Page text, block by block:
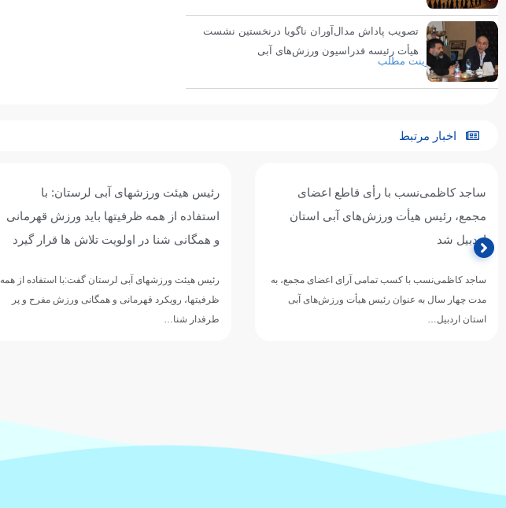
پرینت مطلب
تصویب پاداش مدال‌آوران ناگویا درنخستین نشست
هیأت رئیسه فدراسیون ورزش‌های آبی
اخبار مرتبط
ساجد کاظمی‌نسب با رأی قاطع اعضای
مجمع، رئیس هیأت ورزش‌های آبی استان
اردبیل شد
ساجد کاظمی‌نسب با کسب تمامی آرای اعضای مجمع، به
مدت چهار سال به عنوان رئیس هیأت ورزش‌های آبی
استان اردبیل…
رئیس هیئت ورزشهای آبی لرستان: با
استفاده از همه ظرفیتها باید ورزش قهرمانی
و همگانی شنا در اولویت تلاش ها قرار گیرد
رئیس هیئت ورزشهای آبی لرستان گفت:با استفاده از همه
ظرفیتها، رویکرد قهرمانی و همگانی ورزش مفرح و پر
طرفدار شنا…